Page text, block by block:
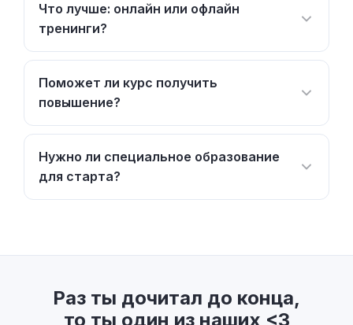
Что лучше: онлайн или офлайн
тренинги?
Поможет ли курс получить
повышение?
Нужно ли специальное образование
для старта?
Раз ты дочитал до конца,
то ты один из наших <3